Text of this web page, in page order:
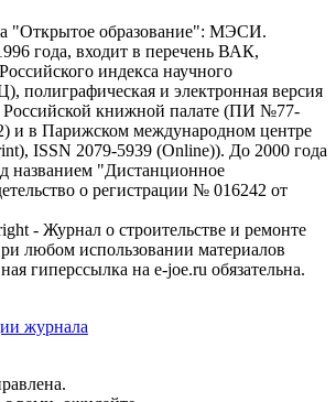
"Открытое образование": МЭСИ.
года, входит в перечень ВАК,
индекса научного
полиграфическая и электронная версия
Российской книжной палате (ПИ №77-
и в Парижском международном центре
ISSN 2079-5939 (Online)). До 2000 года
названием "Дистанционное
о регистрации № 016242 от
- Журнал о строительстве и ремонте
любом использовании материалов
гиперссылка на e-joe.ru обязательна.
журнала